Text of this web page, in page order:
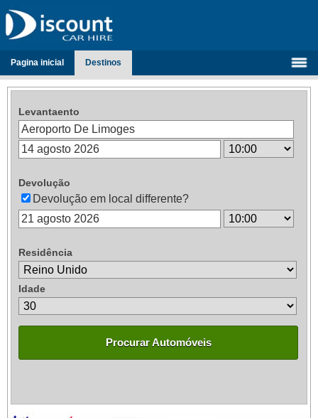
Pagina inicial Destinos
Levantaento
Devolução
Devolução em local differente?
Residência
Idade
Procurar Automóveis